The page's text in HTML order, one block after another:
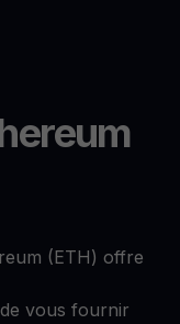
(ETH) offre
vous fournir